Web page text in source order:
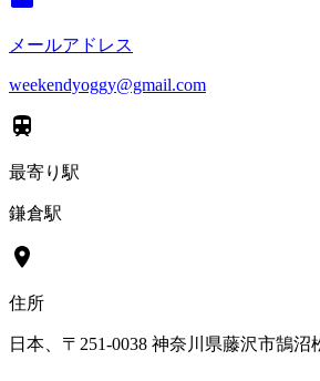
メールアドレス
weekendyoggy@gmail.com
最寄り駅
鎌倉駅
住所
日本、〒251-0038 神奈川県藤沢市鵠沼